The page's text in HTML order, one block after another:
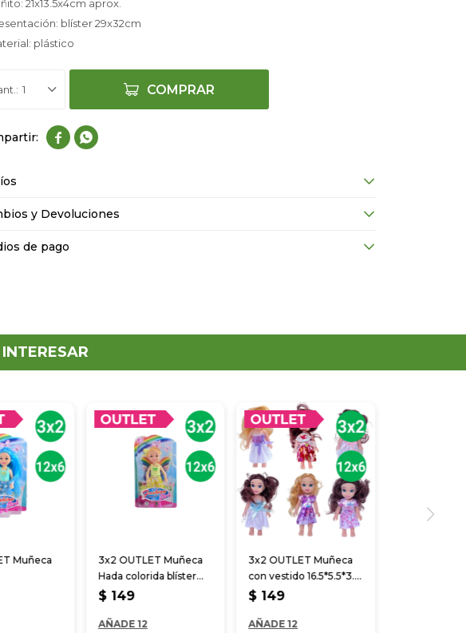
21x13.5x4cm aprox.
blíster 29x32cm
plástico
1 COMPRAR
 
y Devoluciones
de pago
Muñeca
3x2 OUTLET Muñeca
Hada colorida blíster
18*10.5*3.5 cm
$ 149
AÑADE 12
3x2 OUTLET Muñeca
con vestido 16.5*5.5*3.5
cm
$ 149
AÑADE 12